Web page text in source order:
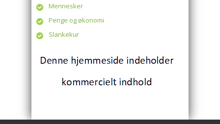
Mennesker
Penge og økonomi
Slankekur